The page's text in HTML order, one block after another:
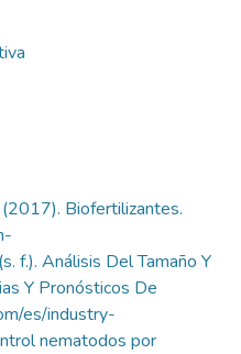
Biofertilizantes.
f.). Análisis Del Tamaño Y
Y Pronósticos De
es/industry-
nematodos por